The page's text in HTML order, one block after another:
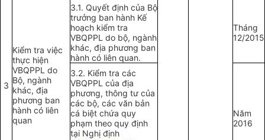
3
Kiểm tra việc
thực hiện
VBQPPL do
Bộ, ngành
khác, địa
phương ban
hành có liên
quan
3.1. Quyết định của Bộ
trưởng ban hành Kế
hoạch kiểm tra
VBQPPL do bộ, ngành
khác, địa phương ban
hành có liên quan.
Tháng
12/2015
3.2. Kiểm tra các
VBQPPL của địa
phương, thông tư của
các bộ, các văn bản
cá biệt chứa quy
phạm theo quy định
tại Nghị định
Năm
2016